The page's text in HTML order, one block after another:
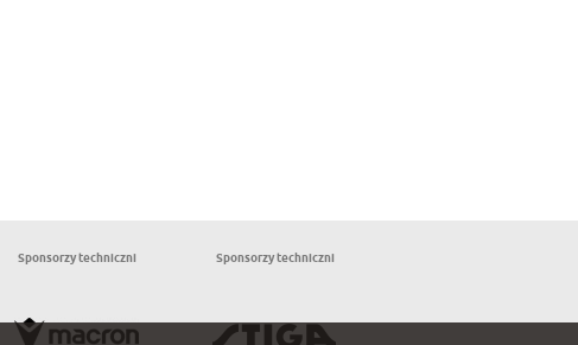
Sponsorzy techniczni Sponsorzy techniczni